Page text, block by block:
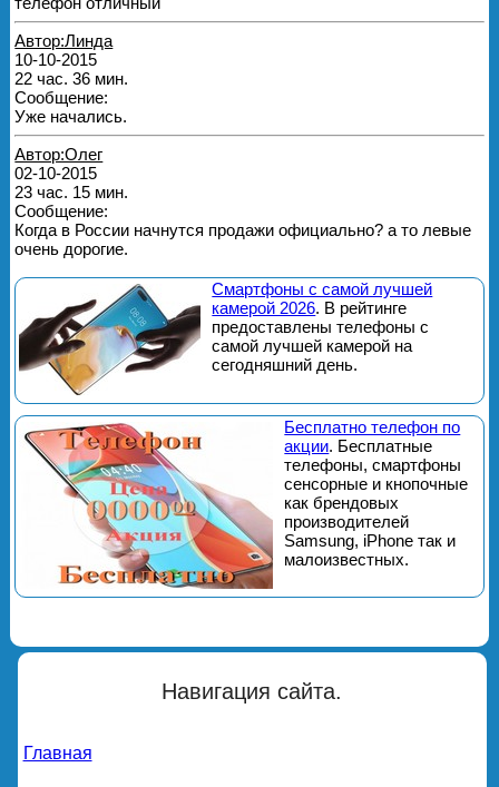
Автор:Линда
10-10-2015
22 час. 36 мин.
Сообщение:
Уже начались.
Автор:Олег
02-10-2015
23 час. 15 мин.
Сообщение:
Когда в России начнутся продажи официально? а то левые
очень дорогие.
Смартфоны с самой лучшей
камерой 2026. В рейтинге
предоставлены телефоны с
самой лучшей камерой на
сегодняшний день.
Бесплатно телефон по
акции. Бесплатные
телефоны, смартфоны
сенсорные и кнопочные
как брендовых
производителей
Samsung, iPhone так и
малоизвестных.
Навигация сайта.
Главная